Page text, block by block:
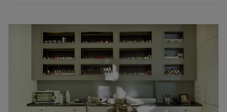
10:00– 14:00
Τετάρτη
10:00–15:00
Πέμπτη
10:00–15:00
Παρασκευή
10:00–15:00
Σάββατο
14:00–16:00
Κυριακή